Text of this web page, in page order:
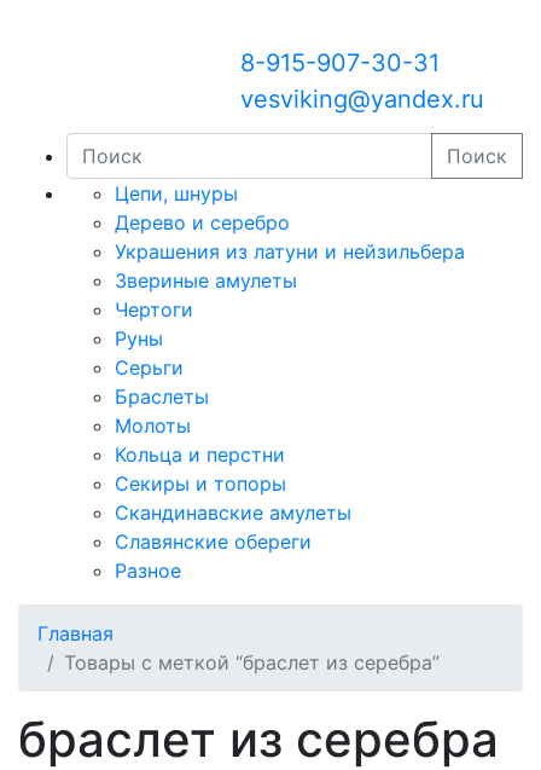
8-915-907-30-31
vesviking@yandex.ru
Поиск
Цепи, шнуры
Дерево и серебро
Украшения из латуни и нейзильбера
Звериные амулеты
Чертоги
Руны
Серьги
Браслеты
Молоты
Кольца и перстни
Секиры и топоры
Скандинавские амулеты
Славянские обереги
Разное
Главная
Товары с меткой “браслет из серебра”
браслет из серебра